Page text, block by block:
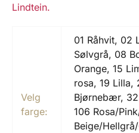
Lindtein.
Velg
farge:
01 Råhvit, 02
Sølvgrå, 08
Orange, 15
rosa, 19 Lilla,
Bjørnebær,
106 Rosa/
Beige/